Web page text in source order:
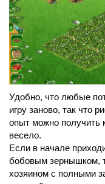
Удобно, что любые
игру заново, так что
опыт можно получить
весело.
Если в начале
бобовым зернышком,
хозяином с полными